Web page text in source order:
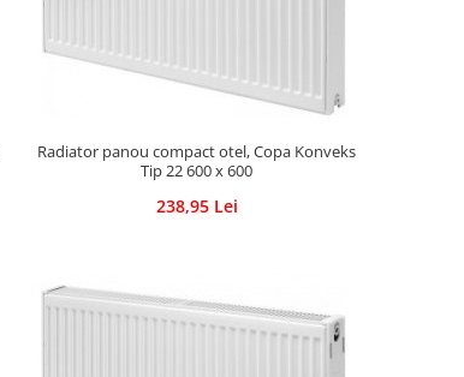
Radiator panou compact otel, Copa Konveks
Tip 22 600 x 600
238,95 Lei